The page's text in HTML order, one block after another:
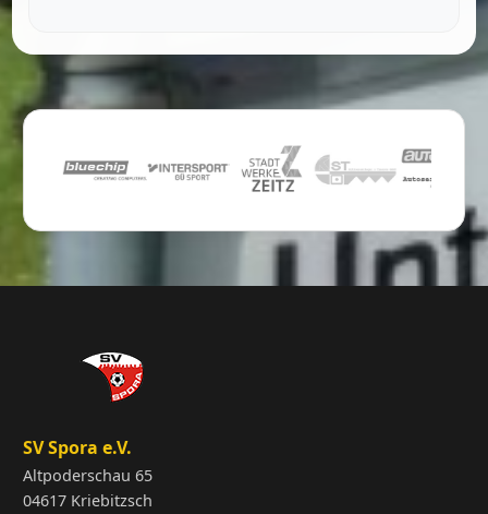
SV Spora e.V.
Altpoderschau 65
04617 Kriebitzsch